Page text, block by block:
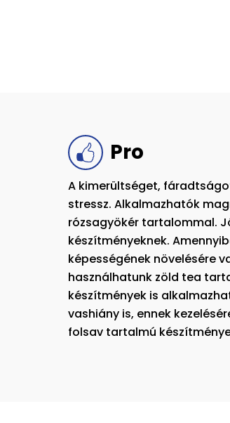
Pro
A kimerültséget,
stressz. Alkalmazhatók
rózsagyökér tartalommal.
készítményeknek.
képességének növelésére
használhatunk zöld tea
készítmények is
vashiány is, ennek
folsav tartalmú